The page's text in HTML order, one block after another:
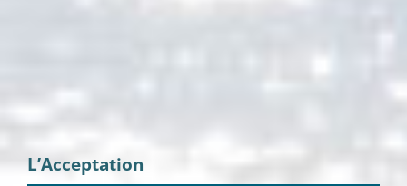
L’Acceptation